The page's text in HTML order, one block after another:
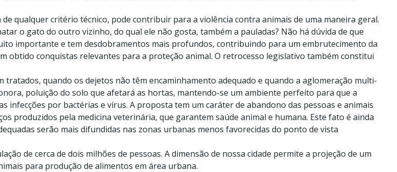
qualquer critério técnico, pode contribuir para a violência contra animais de uma maneira geral.
o gato do outro vizinho, do qual ele não gosta, também a pauladas? Não há dúvida de que
importante e tem desdobramentos mais profundos, contribuindo para um embrutecimento da
obtido conquistas relevantes para a proteção animal. O retrocesso legislativo também constitui
quando os dejetos não têm encaminhamento adequado e quando a aglomeração multi-
poluição do solo que afetará as hortas, mantendo-se um ambiente perfeito para que a
infecções por bactérias e vírus. A proposta tem um caráter de abandono das pessoas e animais
produzidos pela medicina veterinária, que garantem saúde animal e humana. Este fato é ainda
serão mais difundidas nas zonas urbanas menos favorecidas do ponto de vista
de cerca de dois milhões de pessoas. A dimensão de nossa cidade permite a projeção de um
para produção de alimentos em área urbana.